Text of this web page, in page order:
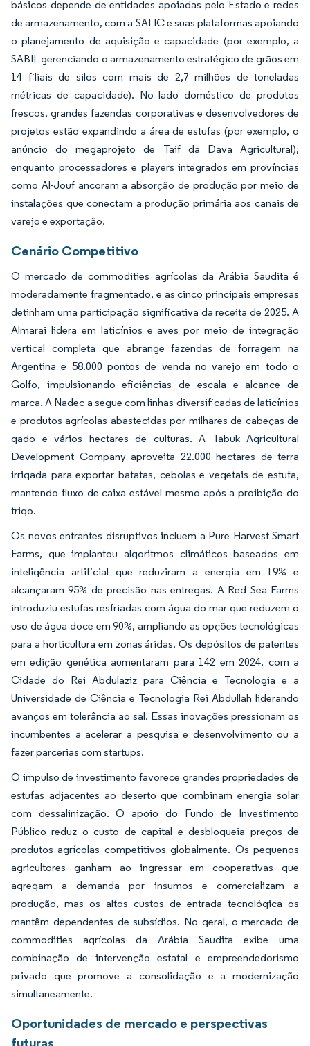
básicos depende de entidades apoiadas pelo Estado e redes
de armazenamento, com a SALIC e suas plataformas apoiando
o planejamento de aquisição e capacidade (por exemplo, a
SABIL gerenciando o armazenamento estratégico de grãos em
14 filiais de silos com mais de 2,7 milhões de toneladas
métricas de capacidade). No lado doméstico de produtos
frescos, grandes fazendas corporativas e desenvolvedores de
projetos estão expandindo a área de estufas (por exemplo, o
anúncio do megaprojeto de Taif da Dava Agricultural),
enquanto processadores e players integrados em províncias
como Al-Jouf ancoram a absorção de produção por meio de
instalações que conectam a produção primária aos canais de
varejo e exportação.
Cenário Competitivo
O mercado de commodities agrícolas da Arábia Saudita é
moderadamente fragmentado, e as cinco principais empresas
detinham uma participação significativa da receita de 2025. A
Almarai lidera em laticínios e aves por meio de integração
vertical completa que abrange fazendas de forragem na
Argentina e 58.000 pontos de venda no varejo em todo o
Golfo, impulsionando eficiências de escala e alcance de
marca. A Nadec a segue com linhas diversificadas de laticínios
e produtos agrícolas abastecidas por milhares de cabeças de
gado e vários hectares de culturas. A Tabuk Agricultural
Development Company aproveita 22.000 hectares de terra
irrigada para exportar batatas, cebolas e vegetais de estufa,
mantendo fluxo de caixa estável mesmo após a proibição do
trigo.
Os novos entrantes disruptivos incluem a Pure Harvest Smart
Farms, que implantou algoritmos climáticos baseados em
inteligência artificial que reduziram a energia em 19% e
alcançaram 95% de precisão nas entregas. A Red Sea Farms
introduziu estufas resfriadas com água do mar que reduzem o
uso de água doce em 90%, ampliando as opções tecnológicas
para a horticultura em zonas áridas. Os depósitos de patentes
em edição genética aumentaram para 142 em 2024, com a
Cidade do Rei Abdulaziz para Ciência e Tecnologia e a
Universidade de Ciência e Tecnologia Rei Abdullah liderando
avanços em tolerância ao sal. Essas inovações pressionam os
incumbentes a acelerar a pesquisa e desenvolvimento ou a
fazer parcerias com startups.
O impulso de investimento favorece grandes propriedades de
estufas adjacentes ao deserto que combinam energia solar
com dessalinização. O apoio do Fundo de Investimento
Público reduz o custo de capital e desbloqueia preços de
produtos agrícolas competitivos globalmente. Os pequenos
agricultores ganham ao ingressar em cooperativas que
agregam a demanda por insumos e comercializam a
produção, mas os altos custos de entrada tecnológica os
mantêm dependentes de subsídios. No geral, o mercado de
commodities agrícolas da Arábia Saudita exibe uma
combinação de intervenção estatal e empreendedorismo
privado que promove a consolidação e a modernização
simultaneamente.
Oportunidades de mercado e perspectivas
futuras